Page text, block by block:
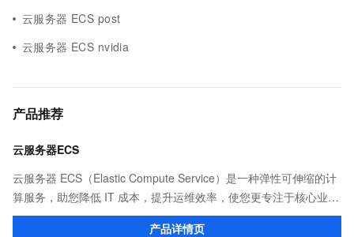
云服务器 ECS post
云服务器 ECS nvidia
产品推荐
云服务器ECS
云服务器 ECS（Elastic Compute Service）是一种弹性可伸缩的计
算服务，助您降低 IT 成本，提升运维效率，使您更专注于核心业务
创新。
产品详情页